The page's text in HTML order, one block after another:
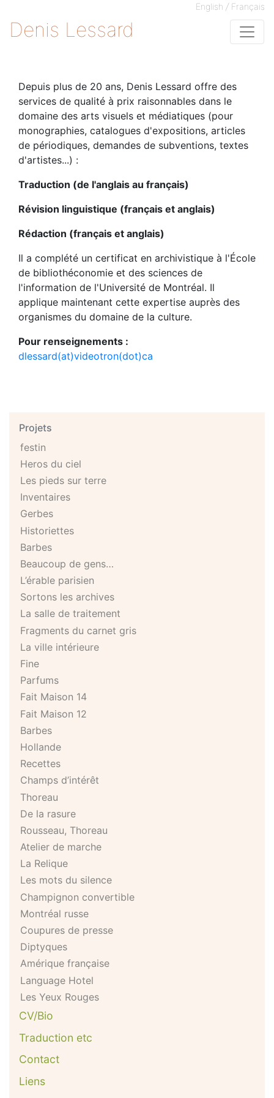
English / Français
Denis Lessard
Depuis plus de 20 ans, Denis Lessard offre des
services de qualité à prix raisonnables dans le
domaine des arts visuels et médiatiques (pour
monographies, catalogues d'expositions, articles
de périodiques, demandes de subventions, textes
d'artistes...) :
Traduction (de l'anglais au français)
Révision linguistique (français et anglais)
Rédaction (français et anglais)
Il a complété un certificat en archivistique à l'École
de bibliothéconomie et des sciences de
l'information de l'Université de Montréal. Il
applique maintenant cette expertise auprès des
organismes du domaine de la culture.
Pour renseignements :
dlessard(at)videotron(dot)ca
Projets
festin
Heros du ciel
Les pieds sur terre
Inventaires
Gerbes
Historiettes
Barbes
Beaucoup de gens…
L’érable parisien
Sortons les archives
La salle de traitement
Fragments du carnet gris
La ville intérieure
Fine
Parfums
Fait Maison 14
Fait Maison 12
Barbes
Hollande
Recettes
Champs d’intérêt
Thoreau
De la rasure
Rousseau, Thoreau
Atelier de marche
La Relique
Les mots du silence
Champignon convertible
Montréal russe
Coupures de presse
Diptyques
Amérique française
Language Hotel
Les Yeux Rouges
CV/Bio
Traduction etc
Contact
Liens